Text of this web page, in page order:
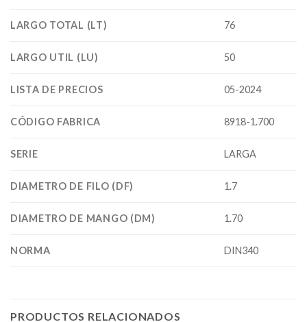
LARGO TOTAL (LT) 76
LARGO UTIL (LU) 50
LISTA DE PRECIOS 05-2024
CÓDIGO FABRICA 8918-1.700
SERIE LARGA
DIAMETRO DE FILO (DF) 1.7
DIAMETRO DE MANGO (DM) 1.70
NORMA DIN340
PRODUCTOS RELACIONADOS